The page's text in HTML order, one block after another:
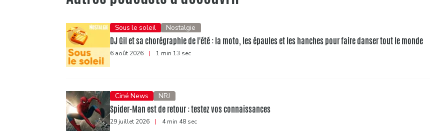
Sous le soleil Nostalgie
DJ Gil et sa chorégraphie de l'été : la moto, les épaules et les hanches pour faire danser tout le monde
6 août 2026 | 1 min 13 sec
Ciné News NRJ
Spider-Man est de retour : testez vos connaissances
29 juillet 2026 | 4 min 48 sec